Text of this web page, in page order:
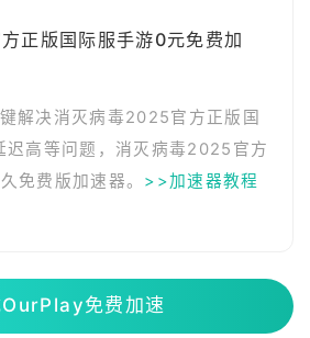
正版国际服手游0元免费加
解决消灭病毒2025官方正版国
迟高等问题，消灭病毒2025官方
免费版加速器。 >>加速器教程
OurPlay免费加速